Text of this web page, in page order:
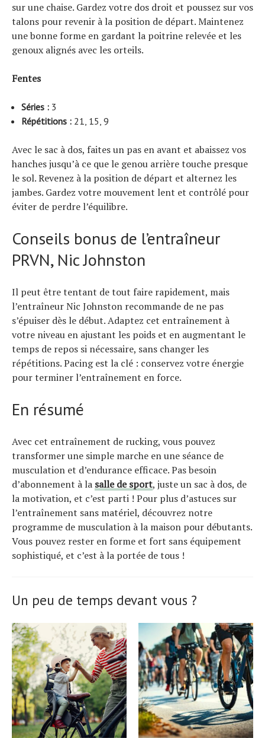
sur une chaise. Gardez votre dos droit et poussez sur vos
talons pour revenir à la position de départ. Maintenez
une bonne forme en gardant la poitrine relevée et les
genoux alignés avec les orteils.
Fentes
Séries : 3
Répétitions : 21, 15, 9
Avec le sac à dos, faites un pas en avant et abaissez vos
hanches jusqu’à ce que le genou arrière touche presque
le sol. Revenez à la position de départ et alternez les
jambes. Gardez votre mouvement lent et contrôlé pour
éviter de perdre l’équilibre.
Conseils bonus de l’entraîneur
PRVN, Nic Johnston
Il peut être tentant de tout faire rapidement, mais
l’entraîneur Nic Johnston recommande de ne pas
s’épuiser dès le début. Adaptez cet entraînement à
votre niveau en ajustant les poids et en augmentant le
temps de repos si nécessaire, sans changer les
répétitions. Pacing est la clé : conservez votre énergie
pour terminer l’entraînement en force.
En résumé
Avec cet entraînement de rucking, vous pouvez
transformer une simple marche en une séance de
musculation et d’endurance efficace. Pas besoin
d’abonnement à la salle de sport, juste un sac à dos, de
la motivation, et c’est parti ! Pour plus d’astuces sur
l’entraînement sans matériel, découvrez notre
programme de musculation à la maison pour débutants.
Vous pouvez rester en forme et fort sans équipement
sophistiqué, et c’est à la portée de tous !
Un peu de temps devant vous ?